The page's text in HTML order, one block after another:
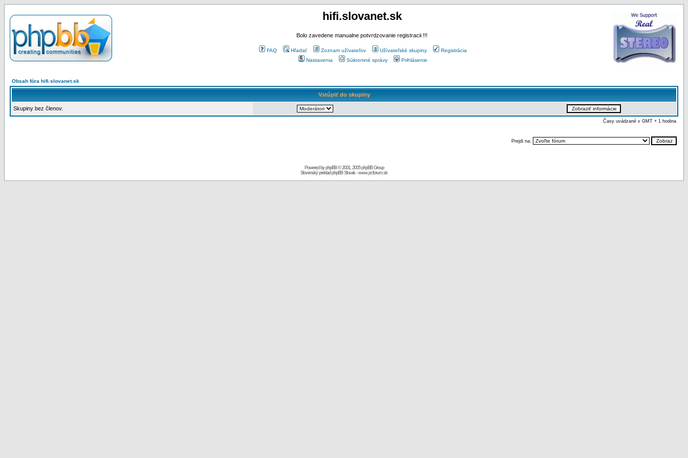
hifi.slovanet.sk
Bolo zavedene manualne potvrdzovanie registracii !!!
FAQ Hľadať Zoznam užívateľov Užívateľské skupiny
Registrácia
Nastavenia
Súkromné správy Prihlásenie
Obsah fóra hifi.slovanet.sk
Vstúpiť do skupiny
Skupiny bez členov.
Časy uvádzané v GMT + 1 hodina
Prejdi na:
Powered byphpBB© 2001, 2005 phpBB Group
Slovenský preklad phpBB Slovak-www.pcforum.sk